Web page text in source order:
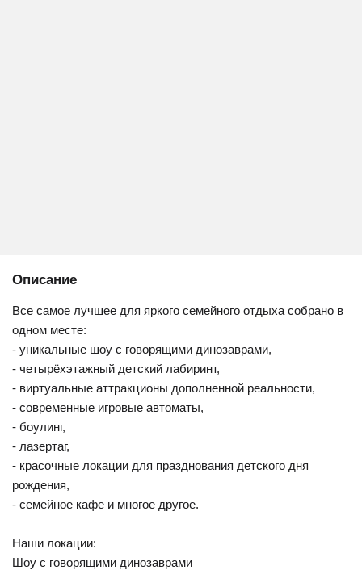
Описание
Все самое лучшее для яркого семейного отдыха собрано в
одном месте:
- уникальные шоу с говорящими динозаврами,
- четырёхэтажный детский лабиринт,
- виртуальные аттракционы дополненной реальности,
- современные игровые автоматы,
- боулинг,
- лазертаг,
- красочные локации для празднования детского дня
рождения,
- семейное кафе и многое другое.
Наши локации:
Шоу с говорящими динозаврами